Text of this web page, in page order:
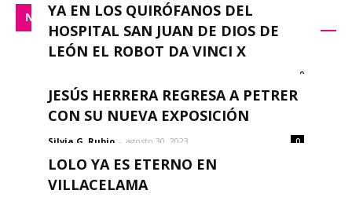
NACIONAL
YA EN LOS QUIRÓFANOS DEL
HOSPITAL SAN JUAN DE DIOS DE
LEÓN EL ROBOT DA VINCI X
0
JESÚS HERRERA REGRESA A PETRER
CON SU NUEVA EXPOSICIÓN
Silvia G. Rubio - agosto 30, 2023 0
LOLO YA ES ETERNO EN
VILLACELAMA